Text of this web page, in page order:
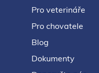
Pro veterináře
Pro chovatele
Blog
Dokumenty